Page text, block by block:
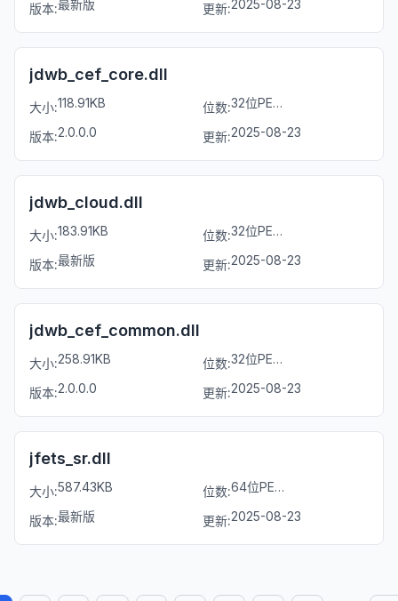
版本:最新版 更新:2025-08-23
jdwb_cef_core.dll
大小:118.91KB 位数: 32位PE文件
版本:2.0.0.0 更新:2025-08-23
jdwb_cloud.dll
大小:183.91KB 位数: 32位PE文件
版本:最新版 更新:2025-08-23
jdwb_cef_common.dll
大小:258.91KB 位数: 32位PE文件
版本:2.0.0.0 更新:2025-08-23
jfets_sr.dll
大小:587.43KB 位数: 64位PE文件
版本:最新版 更新:2025-08-23